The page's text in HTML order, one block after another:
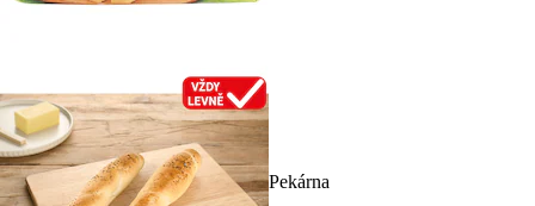
Pekárna